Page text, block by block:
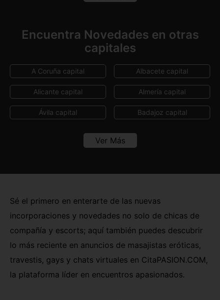
Encuentra Novedades en otras
capitales
A Coruña capital Albacete capital
Alicante capital Almería capital
Ávila capital Badajoz capital
Barcelona capital
Cádiz capital Castellón capital
Córdoba capital Cuenca capital
Girona capital Granada capital
Guadalajara capital Huelva capital
Huesca capital Jaén capital
Ver Más
Sé el primero en enterarte de las nuevas
incorporaciones y novedades no solo de chicas de
compañía y escorts; aquí también puedes descubrir
lo más reciente en anuncios de masajistas eróticas,
travestis, gays y chats virtuales en CitaPASION.COM,
la plataforma líder en encuentros apasionados.